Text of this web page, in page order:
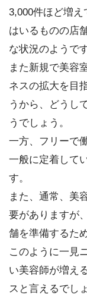
3,000件ほど増
はいるものの店
な状況のようです
また新規で美容
ネスの拡大を目
うから、どうし
うでしょう。
一方、フリーで
一般に定着して
す。
また、通常、美
要がありますが
舗を準備するた
このように一見
い美容師が増え
スと言えるでし